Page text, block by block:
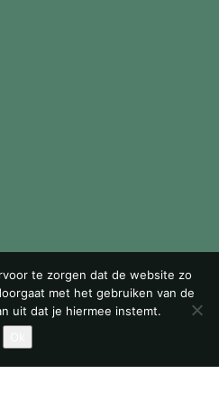
te zorgen dat de website zo
met het gebruiken van de
uit dat je hiermee instemt.